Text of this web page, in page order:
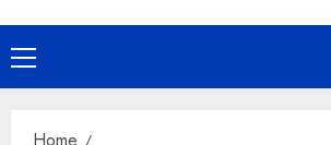
Primary
Menu